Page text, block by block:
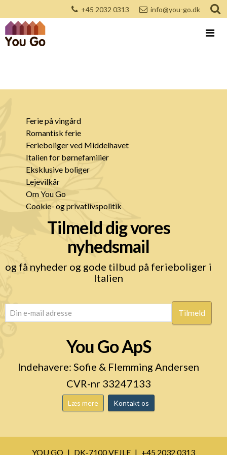
+45 2032 0313 info@you-go.dk
Ferie på vingård
Romantisk ferie
Ferieboliger ved Middelhavet
Italien for børnefamilier
Eksklusive boliger
Lejevilkår
Om You Go
Cookie- og privatlivspolitik
Tilmeld dig vores
nyhedsmail
og få nyheder og gode tilbud på ferieboliger i
Italien
(Påkrævet)
You Go ApS
Indehavere: Sofie & Flemming Andersen
CVR-nr 33247133
Læs mere Kontakt os
YOU GO DK-7100 VEJLE +45 2032 0313